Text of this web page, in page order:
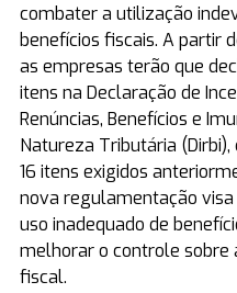
combater a utilização
benefícios fiscais. A partir
as empresas terão que
itens na Declaração de
Renúncias, Benefícios e
Natureza Tributária (Dirbi),
16 itens exigidos
nova regulamentação
uso inadequado de
melhorar o controle sobre
fiscal.